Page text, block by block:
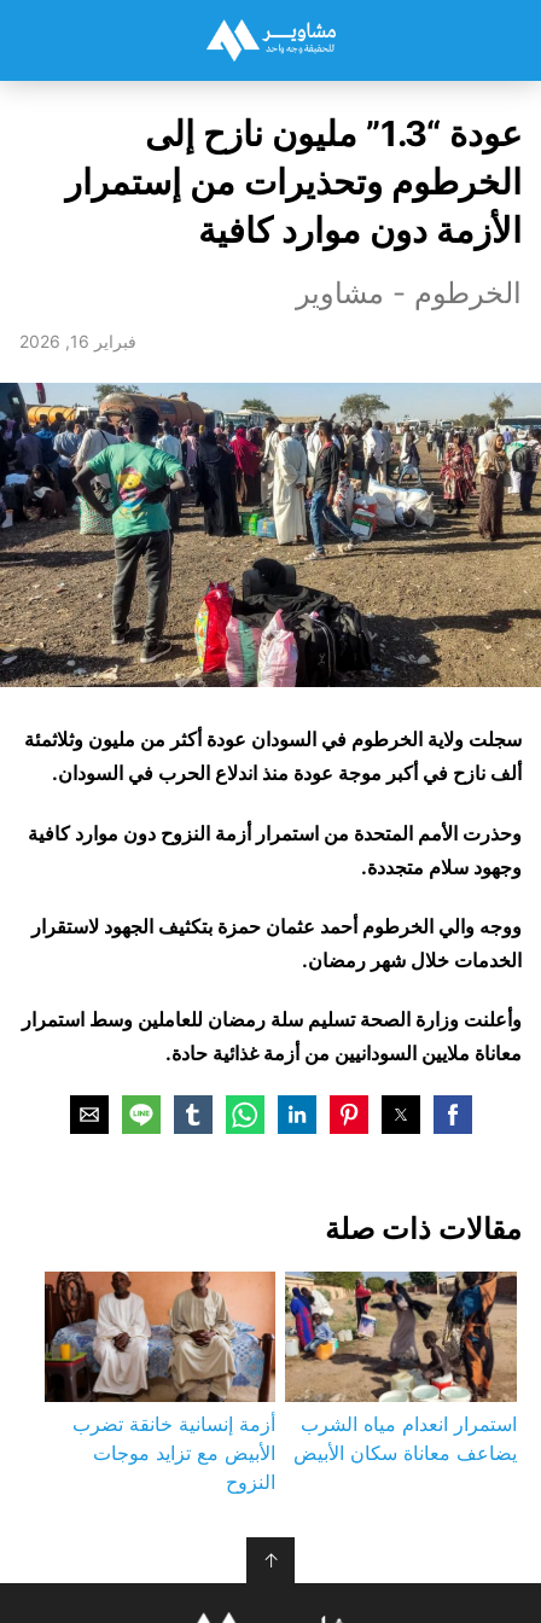
عودة “1.3” مليون نازح إلى
الخرطوم وتحذيرات من إستمرار
الأزمة دون موارد كافية
الخرطوم - مشاوير
فبراير 16, 2026
سجلت ولاية الخرطوم في السودان عودة أكثر من مليون وثلاثمئة
ألف نازح في أكبر موجة عودة منذ اندلاع الحرب في السودان.
وحذرت الأمم المتحدة من استمرار أزمة النزوح دون موارد كافية
وجهود سلام متجددة.
ووجه والي الخرطوم أحمد عثمان حمزة بتكثيف الجهود لاستقرار
الخدمات خلال شهر رمضان.
وأعلنت وزارة الصحة تسليم سلة رمضان للعاملين وسط استمرار
معاناة ملايين السودانيين من أزمة غذائية حادة.
مقالات ذات صلة
استمرار انعدام مياه الشرب
يضاعف معاناة سكان الأبيض
أزمة إنسانية خانقة تضرب
الأبيض مع تزايد موجات
النزوح
↑